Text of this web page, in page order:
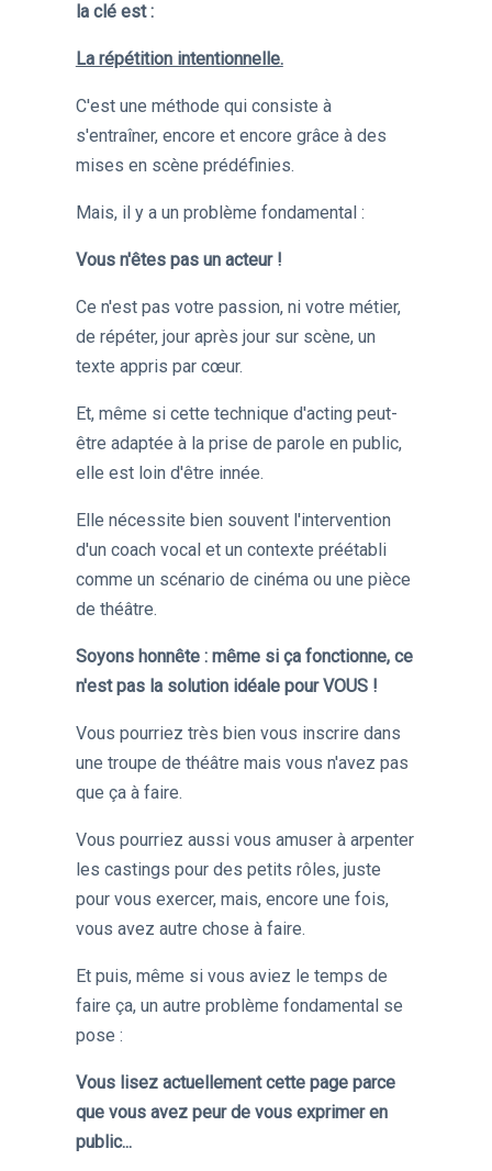
la clé est :
La répétition intentionnelle.
C'est une méthode qui consiste à
s'entraîner, encore et encore grâce à des
mises en scène prédéfinies.
Mais, il y a un problème fondamental :
Vous n'êtes pas un acteur !
Ce n'est pas votre passion, ni votre métier,
de répéter, jour après jour sur scène, un
texte appris par cœur.
Et, même si cette technique d'acting peut-
être adaptée à la prise de parole en public,
elle est loin d'être innée.
Elle nécessite bien souvent l'intervention
d'un coach vocal et un contexte préétabli
comme un scénario de cinéma ou une pièce
de théâtre.
Soyons honnête : même si ça fonctionne, ce
n'est pas la solution idéale pour VOUS !
Vous pourriez très bien vous inscrire dans
une troupe de théâtre mais vous n'avez pas
que ça à faire.
Vous pourriez aussi vous amuser à arpenter
les castings pour des petits rôles, juste
pour vous exercer, mais, encore une fois,
vous avez autre chose à faire.
Et puis, même si vous aviez le temps de
faire ça, un autre problème fondamental se
pose :
Vous lisez actuellement cette page parce
que vous avez peur de vous exprimer en
public...